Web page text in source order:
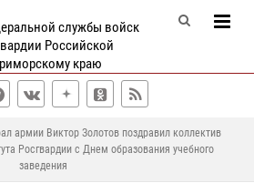
службы войск
Российской
краю
армии Виктор Золотов поздравил коллектив
Росгвардии с Днем образования учебного
заведения